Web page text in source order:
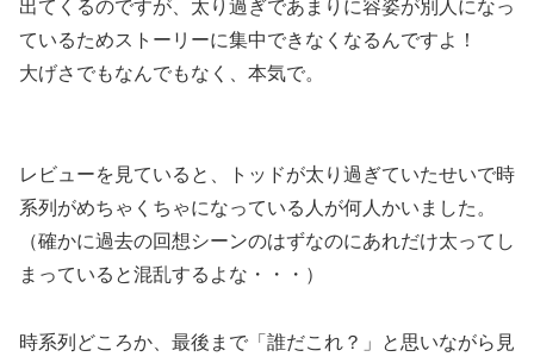
出てくるのですが、太り過ぎであまりに容姿が別人になっ
ているためストーリーに集中できなくなるんですよ！
大げさでもなんでもなく、本気で。
レビューを見ていると、
トッドが太り過ぎていたせいで時
系列がめちゃくちゃになっている人が何人かいました。
（確かに過去の回想シーンのはずなのにあれだけ太ってし
まっていると混乱するよな・・・）
時系列どころか、最後まで「誰だこれ？」と思いながら見